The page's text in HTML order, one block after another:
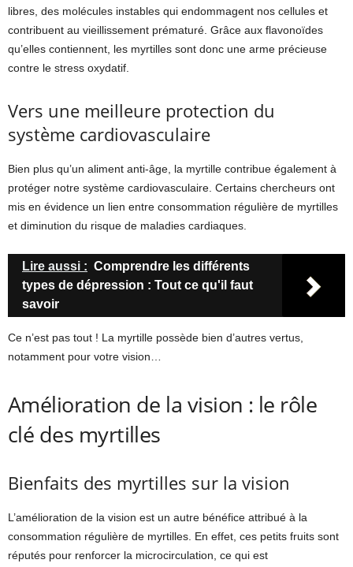
libres, des molécules instables qui endommagent nos cellules et
contribuent au vieillissement prématuré. Grâce aux flavonoïdes
qu’elles contiennent, les myrtilles sont donc une arme précieuse
contre le stress oxydatif.
Vers une meilleure protection du
système cardiovasculaire
Bien plus qu’un aliment anti-âge, la myrtille contribue également à
protéger notre système cardiovasculaire. Certains chercheurs ont
mis en évidence un lien entre consommation régulière de myrtilles
et diminution du risque de maladies cardiaques.
Lire aussi : Comprendre les différents
types de dépression : Tout ce qu'il faut
savoir
Ce n’est pas tout ! La myrtille possède bien d’autres vertus,
notamment pour votre vision…
Amélioration de la vision : le rôle
clé des myrtilles
Bienfaits des myrtilles sur la vision
L’amélioration de la vision est un autre bénéfice attribué à la
consommation régulière de myrtilles. En effet, ces petits fruits sont
réputés pour renforcer la microcirculation, ce qui est